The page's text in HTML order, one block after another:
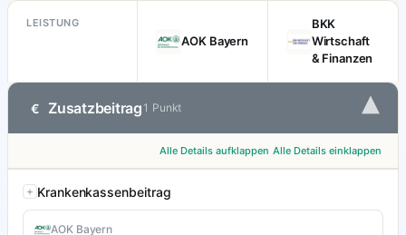
LEISTUNG
AOK Bayern
BKK
Wirtschaft
& Finanzen
€ Zusatzbeitrag 1 Punkt ▾
Alle Details aufklappen Alle Details einklappen
Krankenkassenbeitrag
AOK Bayern